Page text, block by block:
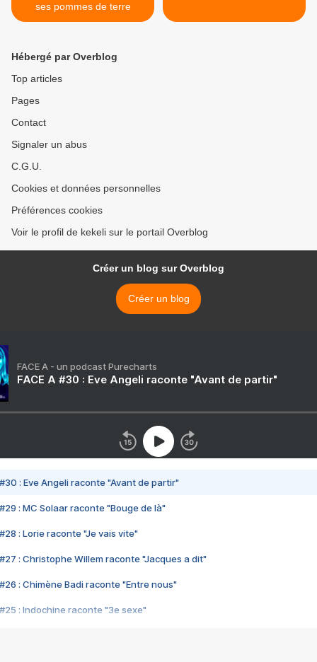
ses pommes de terre
Hébergé par Overblog
Top articles
Pages
Contact
Signaler un abus
C.G.U.
Cookies et données personnelles
Préférences cookies
Voir le profil de kekeli sur le portail Overblog
Créer un blog sur Overblog
Créer un blog
FACE A - un podcast Purecharts
FACE A #30 : Eve Angeli raconte "Avant de partir"
#30 : Eve Angeli raconte "Avant de partir"
#29 : MC Solaar raconte "Bouge de là"
#28 : Lorie raconte "Je vais vite"
#27 : Christophe Willem raconte "Jacques a dit"
#26 : Chimène Badi raconte "Entre nous"
#25 : Indochine raconte "3e sexe"